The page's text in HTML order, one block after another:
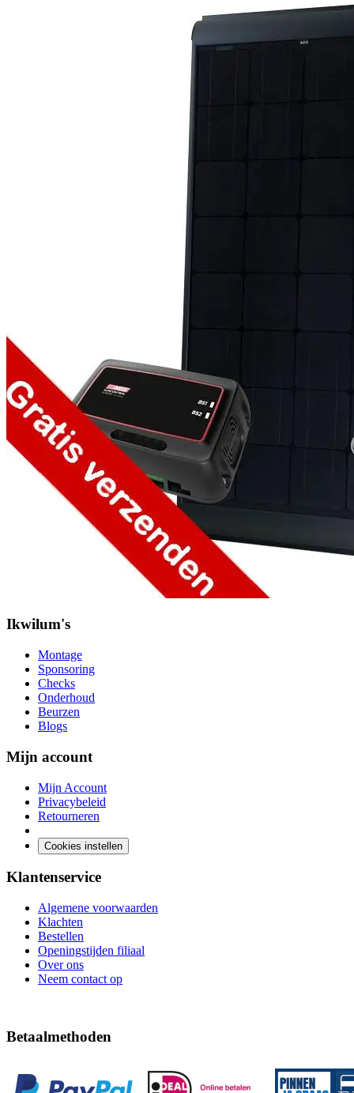
Ikwilum's
Montage
Sponsoring
Checks
Onderhoud
Beurzen
Blogs
Mijn account
Mijn Account
Privacybeleid
Retourneren
Cookies instellen
Klantenservice
Algemene voorwaarden
Klachten
Bestellen
Openingstijden filiaal
Over ons
Neem contact op
Betaalmethoden